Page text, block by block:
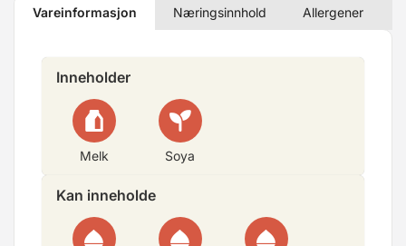
Vareinformasjon Næringsinnhold Allergener
Inneholder
Melk Soya
Kan inneholde